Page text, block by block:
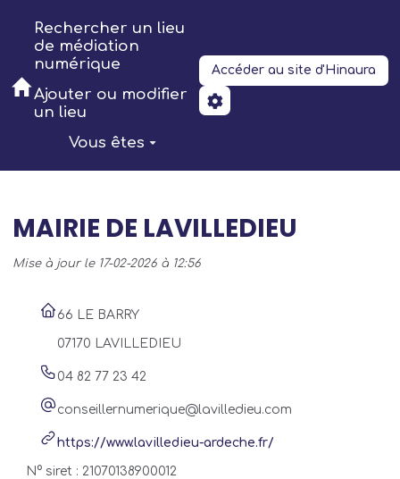
Aller au contenu principal
Rechercher un lieu
de médiation
numérique
Ajouter ou modifier
un lieu
Vous êtes
Accéder au site d'Hinaura
MAIRIE DE LAVILLEDIEU
Mise à jour le 17-02-2026 à 12:56
66 LE BARRY
07170 LAVILLEDIEU
04 82 77 23 42
conseillernumerique@lavilledieu.com
https://www.lavilledieu-ardeche.fr/
N° siret : 21070138900012